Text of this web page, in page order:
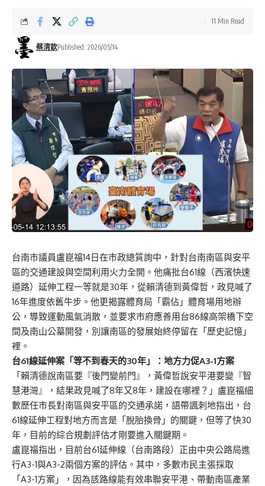
蔡清欽Published: 2026/05/14
11 Min Read
台南市議員盧崑福14日在市政總質詢中，針對台南南區與安平
區的交通建設與空間利用火力全開。他痛批台61線（西濱快速
道路）延伸工程一等就是30年，從賴清德到黃偉哲，政見喊了
16年進度依舊牛步。他更揭露體育局「霸佔」體育場用地辦
公，導致運動風氣消散，並要求市府應善用台86線高架橋下空
間及南山公墓開發，別讓南區的發展始終停留在「歷史記憶」
裡。
台61線延伸案「等不到春天的30年」：地方力促A3-1方案
「賴清德說南區要『後門變前門』，黃偉哲說安平港要變『智
慧港灣』，結果政見喊了8年又8年，建設在哪裡？」盧崑福細
數歷任市長對南區與安平區的交通承諾，語帶諷刺地指出，台
61線延伸工程對地方而言是「脫胎換骨」的關鍵，但等了快30
年，目前的綜合規劃評估才剛要進入關鍵期。
盧崑福指出，目前台61延伸線（台南路段）正由中央公路局進
行A3-1與A3-2兩個方案的評估。其中，多數市民主張採取
「A3-1方案」，因為該路線能有效串聯安平港、帶動南區產業